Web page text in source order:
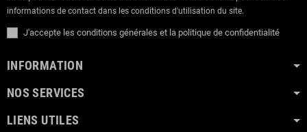
informations de contact dans les conditions d'utilisation du site.
J'accepte les conditions générales et la politique de confidentialité
INFORMATION
NOS SERVICES
LIENS UTILES